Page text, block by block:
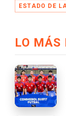
ESTADO DE
LO MÁS